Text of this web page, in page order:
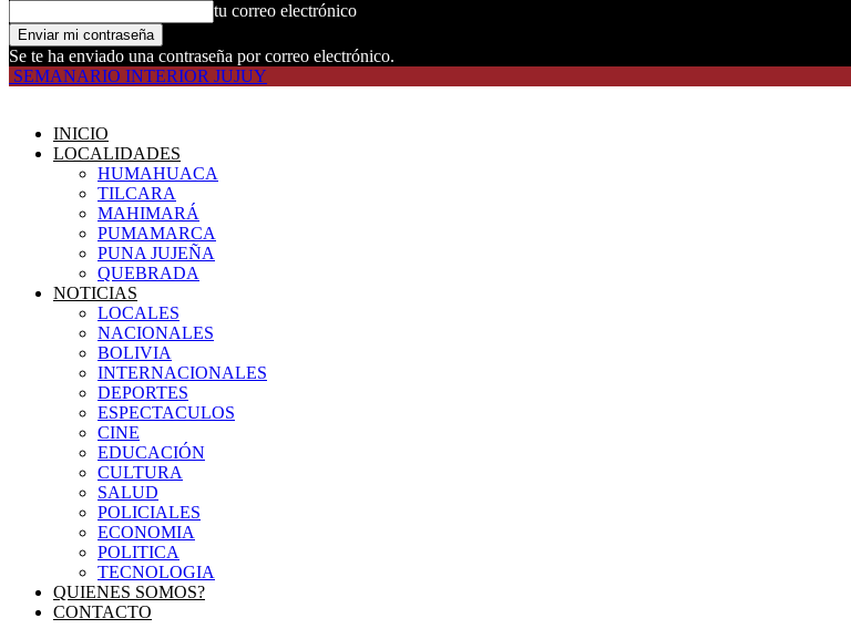
tu correo electrónico
Se te ha enviado una contraseña por correo electrónico.
SEMANARIO INTERIOR JUJUY
INICIO
LOCALIDADES
HUMAHUACA
TILCARA
MAHIMARÁ
PUMAMARCA
PUNA JUJEÑA
QUEBRADA
NOTICIAS
LOCALES
NACIONALES
BOLIVIA
INTERNACIONALES
DEPORTES
ESPECTACULOS
CINE
EDUCACIÓN
CULTURA
SALUD
POLICIALES
ECONOMIA
POLITICA
TECNOLOGIA
QUIENES SOMOS?
CONTACTO